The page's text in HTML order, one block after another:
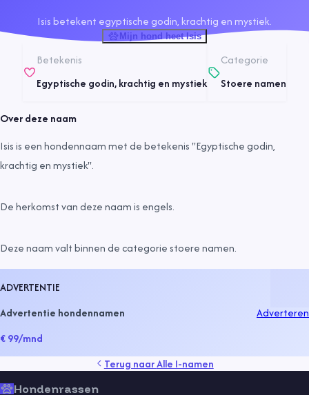
Isis betekent egyptische godin, krachtig en mystiek.
Mijn hond heet Isis
Betekenis
Egyptische godin, krachtig en mystiek
Categorie
Stoere namen
Over deze naam
Isis is een hondennaam met de betekenis "Egyptische godin,
krachtig en mystiek".
De herkomst van deze naam is engels.
Deze naam valt binnen de categoriestoere namen.
ADVERTENTIE
Advertentie hondennamen
€ 99/mnd
Adverteren
Terug naarAlle I-namen
Hondenrassen